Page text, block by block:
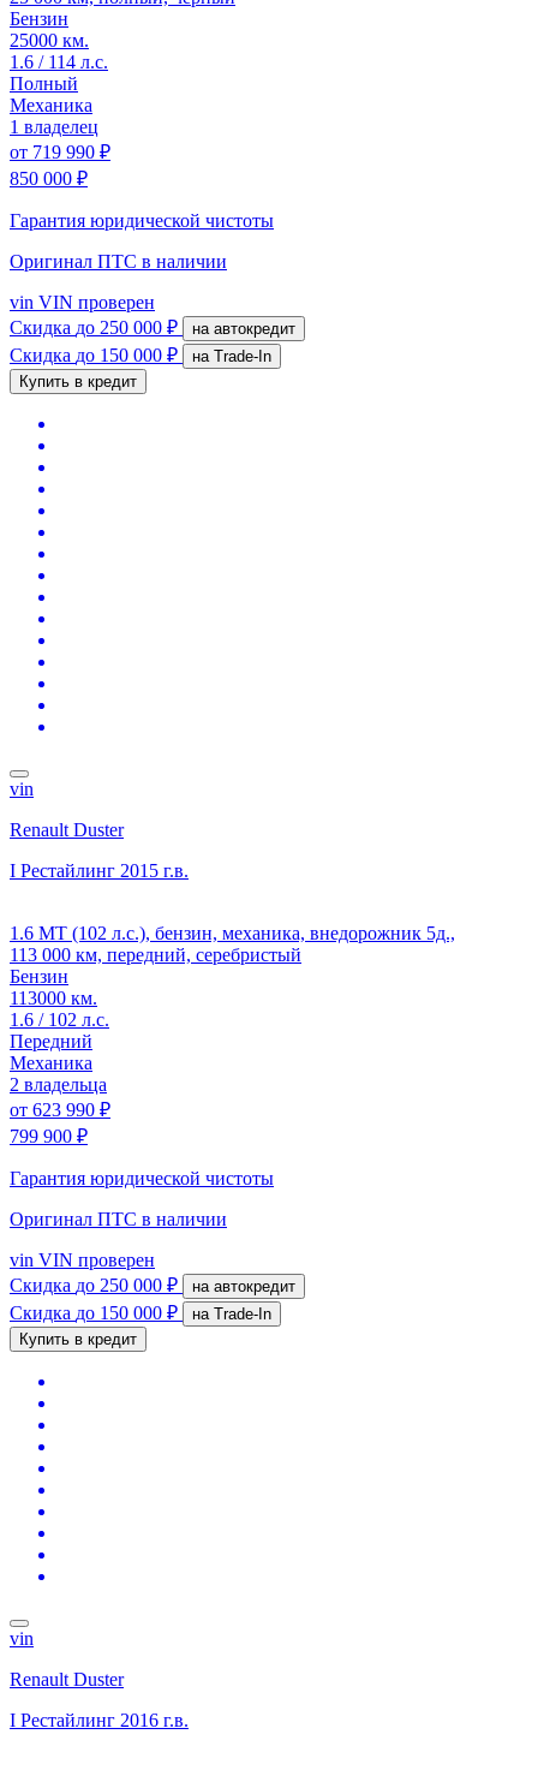
Бензин
25000 км.
1.6 / 114 л.с.
Полный
Механика
1 владелец
от 719 990 ₽
850 000 ₽
Гарантия юридической чистоты
Оригинал ПТС в наличии
vin VIN проверен
Скидка до 250 000 ₽ на автокредит
Скидка до 150 000 ₽
на Trade-In
Купить в кредит
vin
Renault Duster
I Рестайлинг 2015 г.в.
1.6 MT (102 л.с.), бензин, механика, внедорожник 5д.,
113 000 км, передний, серебристый
Бензин
113000 км.
1.6 / 102 л.с.
Передний
Механика
2 владельца
от 623 990 ₽
799 900 ₽
Гарантия юридической чистоты
Оригинал ПТС в наличии
vin VIN проверен
Скидка до 250 000 ₽ на автокредит
Скидка до 150 000 ₽
на Trade-In
Купить в кредит
vin
Renault Duster
I Рестайлинг 2016 г.в.